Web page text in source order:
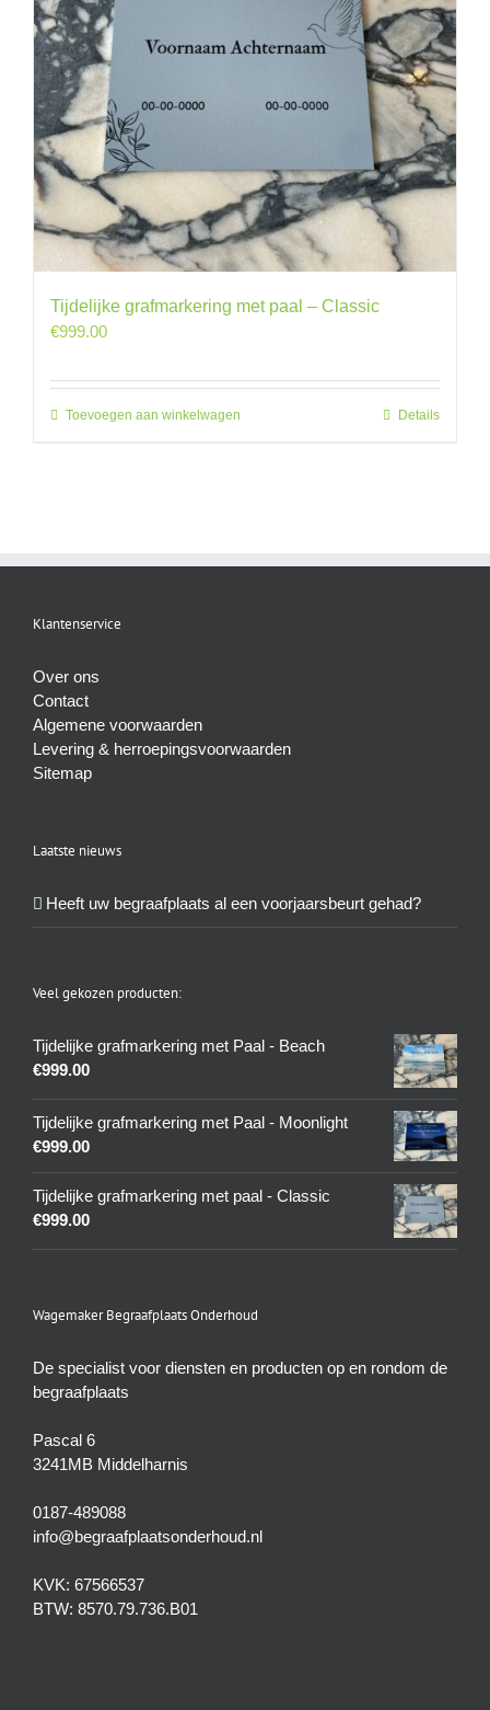
Tijdelijke grafmarkering met paal – Classic
€999.00
Toevoegen aan winkelwagen Details
Klantenservice
Over ons
Contact
Algemene voorwaarden
Levering & herroepingsvoorwaarden
Sitemap
Laatste nieuws
Heeft uw begraafplaats al een voorjaarsbeurt gehad?
Veel gekozen producten:
Tijdelijke grafmarkering met Paal - Beach
€999.00
Tijdelijke grafmarkering met Paal - Moonlight
€999.00
Tijdelijke grafmarkering met paal - Classic
€999.00
Wagemaker Begraafplaats Onderhoud
De specialist voor diensten en producten op en rondom de
begraafplaats
Pascal 6
3241MB Middelharnis
0187-489088
info@begraafplaatsonderhoud.nl
KVK: 67566537
BTW: 8570.79.736.B01